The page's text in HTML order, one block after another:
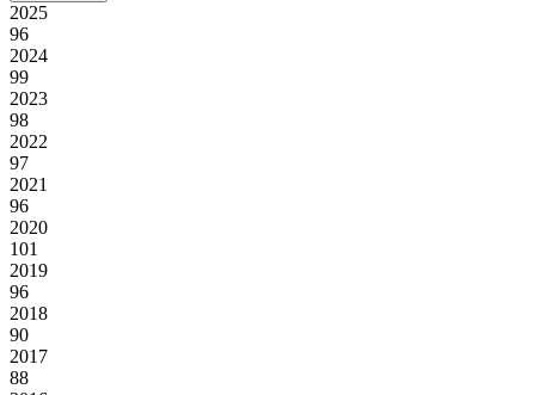
2025
96
2024
99
2023
98
2022
97
2021
96
2020
101
2019
96
2018
90
2017
88